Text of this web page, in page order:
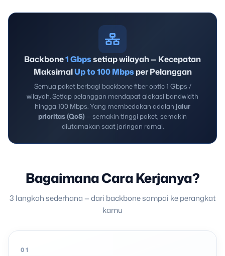
Backbone1 Gbpssetiap wilayah — Kecepatan
MaksimalUp to 100 Mbpsper Pelanggan
Semua paket berbagi backbone fiber optic 1 Gbps /
wilayah. Setiap pelanggan mendapat alokasi bandwidth
hingga 100 Mbps. Yang membedakan adalah jalur
prioritas (QoS) — semakin tinggi paket, semakin
diutamakan saat jaringan ramai.
Bagaimana Cara Kerjanya?
3 langkah sederhana — dari backbone sampai ke perangkat
kamu
01